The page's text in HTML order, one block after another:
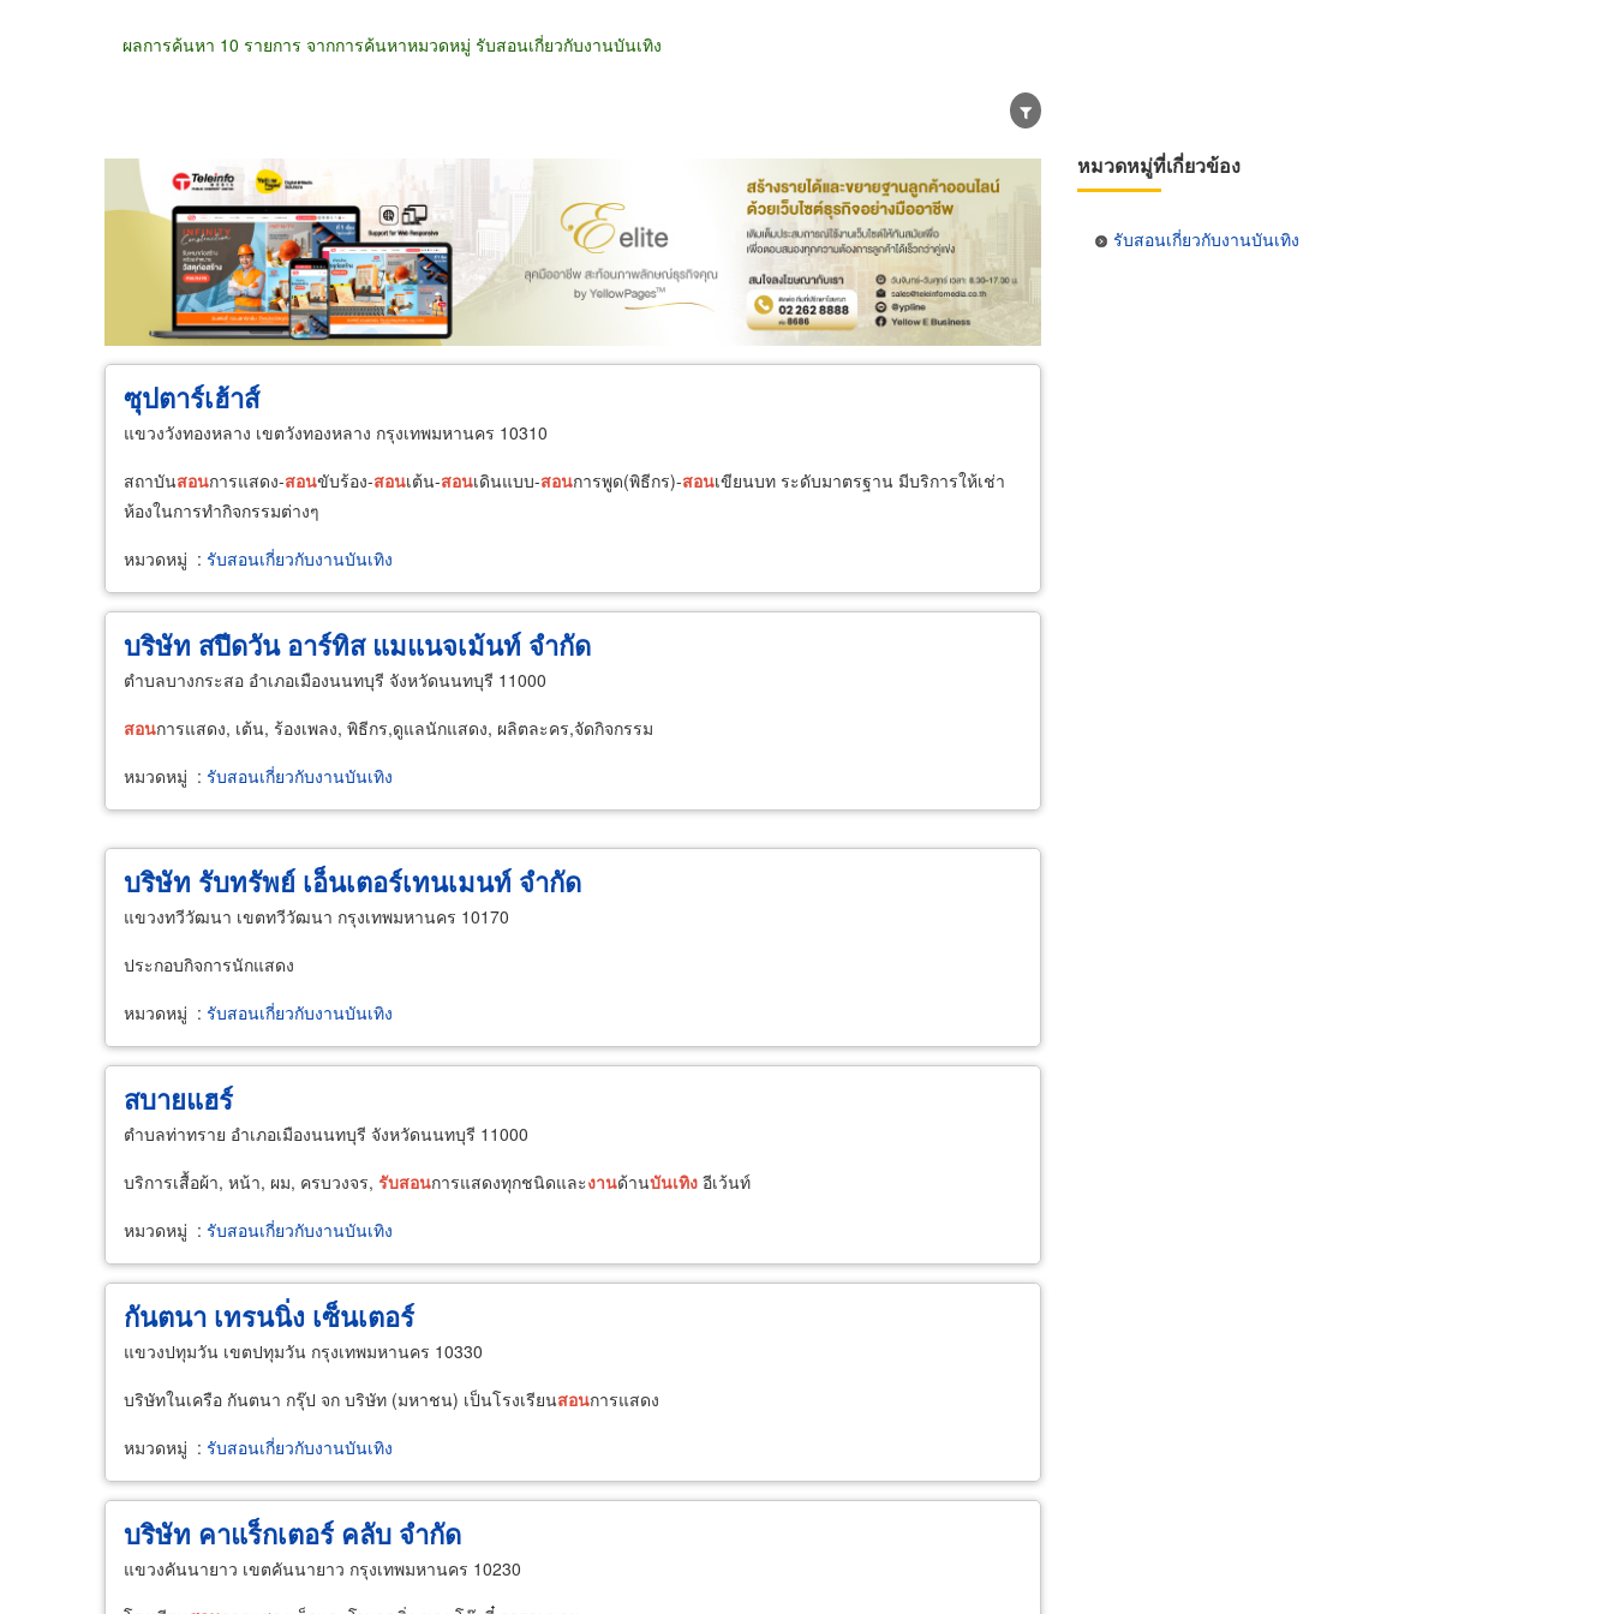
ผลการค้นหา 10 รายการ จากการค้นหาหมวดหมู่ รับสอนเกี่ยวกับงานบันเทิง
ขายส่ง ขายปลีก ผู้ผลิต ตัวแทนจัดจำหน่าย ผู้ส่งออก/นำเข้า ธุรกิจบริการ
ซุปตาร์เฮ้าส์
แขวงวังทองหลาง เขตวังทองหลาง กรุงเทพมหานคร 10310
สถาบันสอนการแสดง-สอนขับร้อง-สอนเต้น-สอนเดินแบบ-สอนการพูด(พิธีกร)-สอนเขียนบท ระดับมาตรฐาน มีบริการให้เช่า
ห้องในการทำกิจกรรมต่างๆ
หมวดหมู่ : รับสอนเกี่ยวกับงานบันเทิง
บริษัท สปีดวัน อาร์ทิส แมแนจเม้นท์ จำกัด
ตำบลบางกระสอ อำเภอเมืองนนทบุรี จังหวัดนนทบุรี 11000
สอนการแสดง, เต้น, ร้องเพลง, พิธีกร,ดูแลนักแสดง, ผลิตละคร,จัดกิจกรรม
หมวดหมู่ : รับสอนเกี่ยวกับงานบันเทิง
บริษัท รับทรัพย์ เอ็นเตอร์เทนเมนท์ จำกัด
แขวงทวีวัฒนา เขตทวีวัฒนา กรุงเทพมหานคร 10170
ประกอบกิจการนักแสดง
หมวดหมู่ : รับสอนเกี่ยวกับงานบันเทิง
สบายแฮร์
ตำบลท่าทราย อำเภอเมืองนนทบุรี จังหวัดนนทบุรี 11000
บริการเสื้อผ้า, หน้า, ผม, ครบวงจร, รับสอนการแสดงทุกชนิดและงานด้านบันเทิง อีเว้นท์
หมวดหมู่ : รับสอนเกี่ยวกับงานบันเทิง
กันตนา เทรนนิ่ง เซ็นเตอร์
แขวงปทุมวัน เขตปทุมวัน กรุงเทพมหานคร 10330
บริษัทในเครือ กันตนา กรุ๊ป จก บริษัท (มหาชน) เป็นโรงเรียนสอนการแสดง
หมวดหมู่ : รับสอนเกี่ยวกับงานบันเทิง
บริษัท คาแร็กเตอร์ คลับ จำกัด
แขวงคันนายาว เขตคันนายาว กรุงเทพมหานคร 10230
หมวดหมู่ที่เกี่ยวข้อง
รับสอนเกี่ยวกับงานบันเทิง